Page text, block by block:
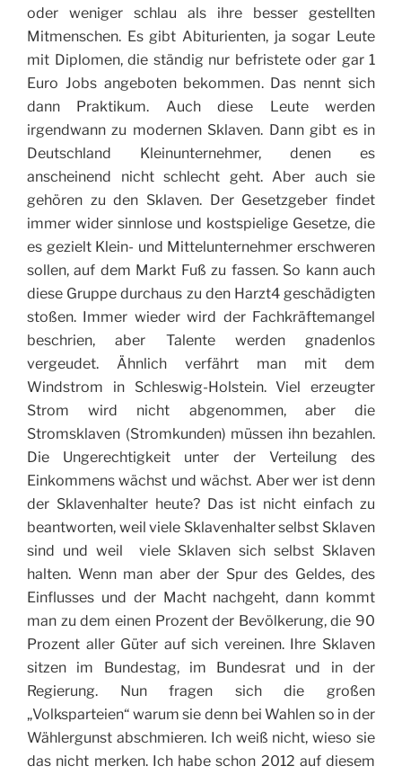
oder weniger schlau als ihre besser gestellten
Mitmenschen. Es gibt Abiturienten, ja sogar Leute
mit Diplomen, die ständig nur befristete oder gar 1
Euro Jobs angeboten bekommen. Das nennt sich
dann Praktikum. Auch diese Leute werden
irgendwann zu modernen Sklaven. Dann gibt es in
Deutschland Kleinunternehmer, denen es
anscheinend nicht schlecht geht. Aber auch sie
gehören zu den Sklaven. Der Gesetzgeber findet
immer wider sinnlose und kostspielige Gesetze, die
es gezielt Klein- und Mittelunternehmer erschweren
sollen, auf dem Markt Fuß zu fassen. So kann auch
diese Gruppe durchaus zu den Harzt4 geschädigten
stoßen. Immer wieder wird der Fachkräftemangel
beschrien, aber Talente werden gnadenlos
vergeudet. Ähnlich verfährt man mit dem
Windstrom in Schleswig-Holstein. Viel erzeugter
Strom wird nicht abgenommen, aber die
Stromsklaven (Stromkunden) müssen ihn bezahlen.
Die Ungerechtigkeit unter der Verteilung des
Einkommens wächst und wächst. Aber wer ist denn
der Sklavenhalter heute? Das ist nicht einfach zu
beantworten, weil viele Sklavenhalter selbst Sklaven
sind und weil viele Sklaven sich selbst Sklaven
halten. Wenn man aber der Spur des Geldes, des
Einflusses und der Macht nachgeht, dann kommt
man zu dem einen Prozent der Bevölkerung, die 90
Prozent aller Güter auf sich vereinen. Ihre Sklaven
sitzen im Bundestag, im Bundesrat und in der
Regierung. Nun fragen sich die großen
„Volksparteien“ warum sie denn bei Wahlen so in der
Wählergunst abschmieren. Ich weiß nicht, wieso sie
das nicht merken. Ich habe schon 2012 auf diesem